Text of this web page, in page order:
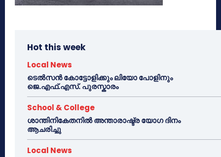
Hot this week
Local News
ടെൽസൻ കോട്ടോളിക്കും ലിയോ പോളിനും
ജെ.എഫ്.എസ്. പുരസ്കാരം
School & College
ശാന്തിനികേതനിൽ അന്താരാഷ്ട്ര യോഗ ദിനം
ആചരിച്ചു
Local News